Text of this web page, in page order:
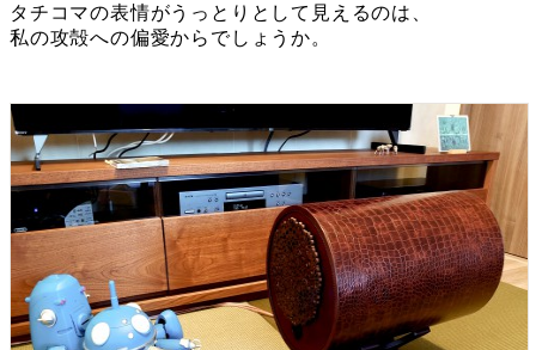
タチコマの表情がうっとりとして見えるのは、
私の攻殻への偏愛からでしょうか。